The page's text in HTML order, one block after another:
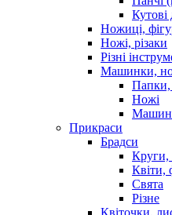
Кутові
Ножиці,
Ножі, різаки
Різні
Машинки,
Папки,
Ножі
Прикраси
Брадси
Круги,
Квіти,
Свята
Різне
Квіточки,